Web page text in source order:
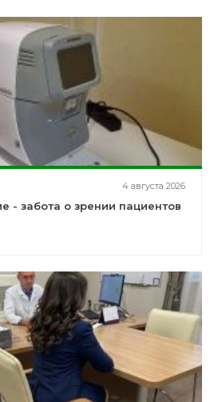
4 августа 2026
- забота о зрении пациентов